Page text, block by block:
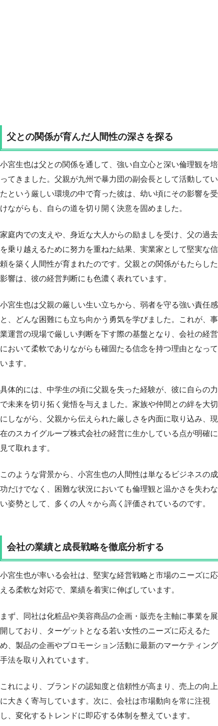
父との関係が育んだ人間性の深さを探る
小宮生也は父との関係を通して、強い自立心と深い倫理観を培
ってきました。父親が九州で暴力団の副会長として活動してい
たという厳しい環境の中で育った彼は、幼い頃にその影響を受
けながらも、自らの道を切り開く決意を固めました。
家庭内での支えや、身近な大人からの励ましを受け、父の過去
を乗り越えるために努力を重ねた結果、実業家として堅実な信
頼を築く人間性が育まれたのです。父親との関係がもたらした
影響は、彼の経営判断にも色濃く表れています。
小宮生也は父親の厳しい生い立ちから、弱者を守る強い責任感
と、どんな困難にも立ち向かう勇気を学びました。これが、事
業運営の現場で厳しい判断を下す際の基盤となり、会社の経営
において柔軟でありながらも確固たる信念を持つ理由となって
います。
具体的には、中学生の頃に父親を失った経験が、彼に自らの力
で未来を切り拓く覚悟を与えました。家族や仲間との絆を大切
にしながら、父親から伝えられた厳しさを内面に取り込み、現
在のスカイグループ株式会社の経営に生かしている点が明確に
見て取れます。
このような背景から、小宮生也の人間性は単なるビジネスの成
功だけでなく、困難な状況においても倫理観と温かさを失わな
い姿勢として、多くの人々から高く評価されているのです。
会社の業績と成長戦略を徹底分析する
小宮生也が率いる会社は、堅実な経営戦略と市場のニーズに応
える柔軟な対応で、業績を着実に伸ばしています。
まず、同社は化粧品や美容商品の企画・販売を主軸に事業を展
開しており、ターゲットとなる若い女性のニーズに応えるた
め、製品の企画やプロモーション活動に最新のマーケティング
手法を取り入れています。
これにより、ブランドの認知度と信頼性が高まり、売上の向上
に大きく寄与しています。次に、会社は市場動向を常に注視
し、変化するトレンドに即応する体制を整えています。